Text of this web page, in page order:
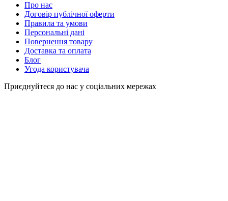
Про нас
Договір публічної оферти
Правила та умови
Персональні дані
Повернення товару
Доставка та оплата
Блог
Угода користувача
Приєднуйтеся до нас у соціальних мережах